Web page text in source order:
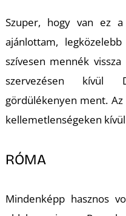
Szuper, hogy van ez
ajánlottam,
szívesen mennék
szervezésen kívül
gördülékenyen ment.
kellemetlenségeken
RÓMA
Mindenképp hasznos